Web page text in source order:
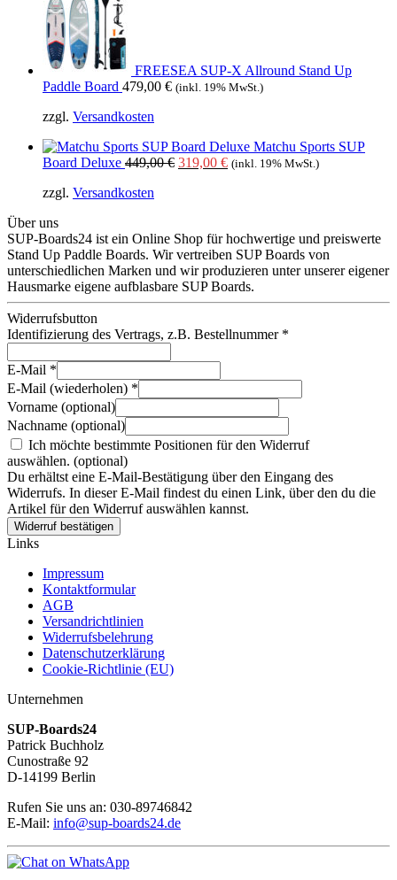
FREESEA SUP-X Allround Stand Up
Paddle Board 479,00 € (inkl. 19% MwSt.)
zzgl. Versandkosten
Matchu Sports SUP
Board Deluxe 449,00€ Ursprünglicher
319,00 €Aktueller
(inkl. 19% MwSt.)
zzgl. Versandkosten
Über uns
SUP-Boards24 ist ein Online Shop für hochwertige und preiswerte
Stand Up Paddle Boards. Wir vertreiben SUP Boards von
unterschiedlichen Marken und wir produzieren unter unserer eigener
Hausmarke eigene aufblasbare SUP Boards.
Widerrufsbutton
Identifizierung des Vertrags, z.B. Bestellnummer *
E-Mail *
E-Mail (wiederholen) *
Vorname (optional)
Nachname (optional)
Ich möchte bestimmte Positionen für den Widerruf
auswählen. (optional)
Du erhältst eine E-Mail-Bestätigung über den Eingang des
Widerrufs. In dieser E-Mail findest du einen Link, über den du die
Artikel für den Widerruf auswählen kannst.
Widerruf bestätigen
Links
Impressum
Kontaktformular
AGB
Versandrichtlinien
Widerrufsbelehrung
Datenschutzerklärung
Cookie-Richtlinie (EU)
Unternehmen
SUP-Boards24
Patrick Buchholz
Cunostraße 92
D-14199 Berlin
Rufen Sie uns an: 030-89746842
E-Mail: info@sup-boards24.de